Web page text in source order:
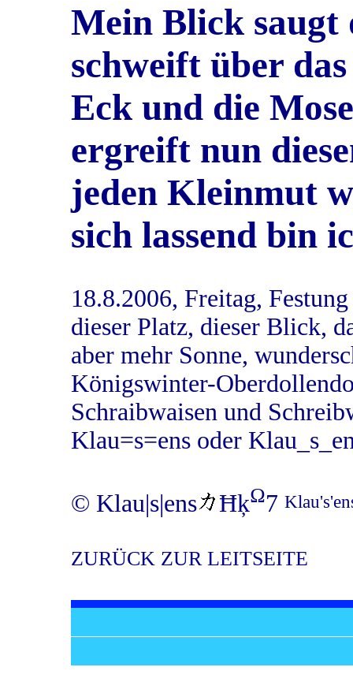
Mein Blick saugt
schweift über
Eck und die
ergreift nun
jeden Kleinmut
sich lassend bin
18.8.2006, Freitag,
dieser Platz, dieser Blick,
aber mehr Sonne,
Königswinter-
Schraibwaisen und
Klau=s=ens oder
© Klau|s|ens ĦķΩ7
ZURÜCK ZUR LEITSEITE